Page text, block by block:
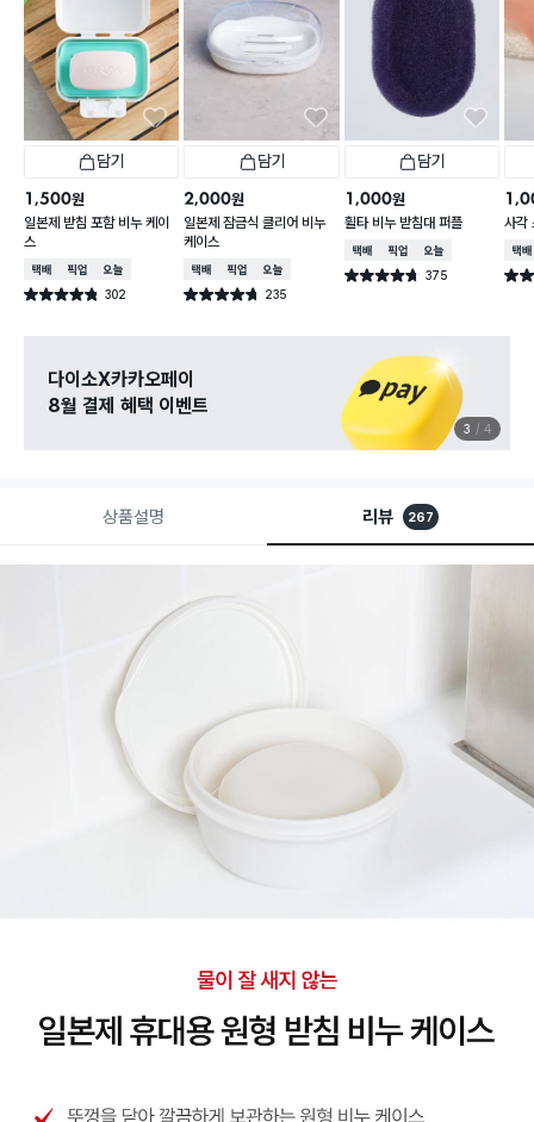
담기
1,500원
일본제 받침 포함 비누 케이
스
택배배송매장픽업오늘배송
별점 4.8점 302
건 작성
담기
2,000원
일본제 잠금식 클리어 비누
케이스
택배배송매장픽업오늘배송
별점 4.7점 235
건 작성
담기
1,000원
휠타 비누 받침대 퍼플
택배배송매장픽업오늘배송
별점 4.7점 375
건 작성
사각
택배
별점
다이소X카카오페이
8월 결제 혜택 이벤트
3 4
상품설명 리뷰 267